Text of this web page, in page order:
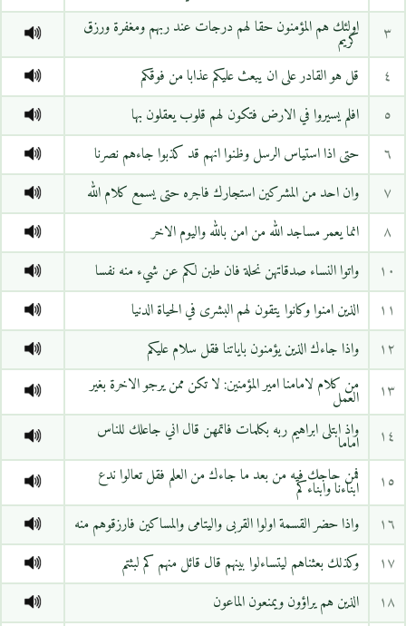
٣
اولئك هم المؤمنون حقا لهم درجات عند ربهم ومغفرة ورزق
كريم
٤
قل هو القادر على ان يبعث عليكم عذابا من فوقكم
٥
افلم يسيروا في الارض فتكون لهم قلوب يعقلون بها
٦
حتى اذا استياس الرسل وظنوا انهم قد كذبوا جاءهم نصرنا
٧
وان احد من المشركين استجارك فاجره حتى يسمع كلام الله
٨
انما يعمر مساجد الله من امن بالله واليوم الاخر
١٠
واتوا النساء صدقاتهن نحلة فان طبن لكم عن شيء منه نفسا
١١
الذين امنوا وكانوا يتقون لهم البشرى في الحياة الدنيا
١٢
واذا جاءك الذين يؤمنون باياتنا فقل سلام عليكم
١٣
من كلام لامامنا امير المؤمنين: لا تكن ممن يرجو الاخرة بغير
العمل
١٤
واذ ابتلى ابراهيم ربه بكلمات فاتمهن قال اني جاعلك للناس
اماما
١٥
فمن حاجك فيه من بعد ما جاءك من العلم فقل تعالوا ندع
ابناءنا وابناءكم
١٦
واذا حضر القسمة اولوا القربى واليتامى والمساكين فارزقوهم منه
١٧
وكذلك بعثناهم ليتساءلوا بينهم قال قائل منهم كم لبثتم
١٨
الذين هم يراؤون ويمنعون الماعون